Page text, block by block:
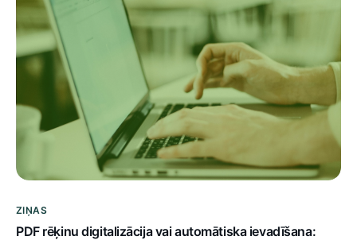
ZIŅAS
PDF rēķinu digitalizācija vai automātiska ievadīšana: